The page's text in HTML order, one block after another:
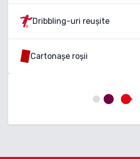
Dribbling-uri reușite
Cartonașe roșii